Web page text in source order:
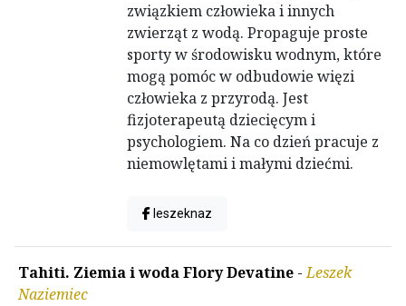
związkiem człowieka i innych
zwierząt z wodą. Propaguje proste
sporty w środowisku wodnym, które
mogą pomóc w odbudowie więzi
człowieka z przyrodą. Jest
fizjoterapeutą dziecięcym i
psychologiem. Na co dzień pracuje z
niemowlętami i małymi dziećmi.
leszeknaz
Tahiti. Ziemia i woda Flory Devatine -Leszek
Naziemiec